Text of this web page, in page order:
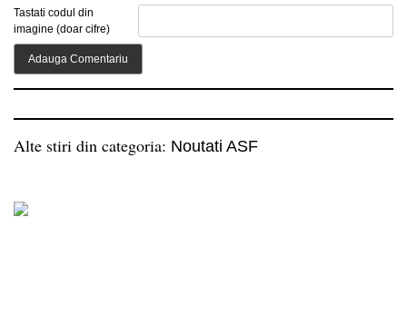
Tastati codul din
imagine (doar cifre)
Alte stiri din categoria: Noutati ASF